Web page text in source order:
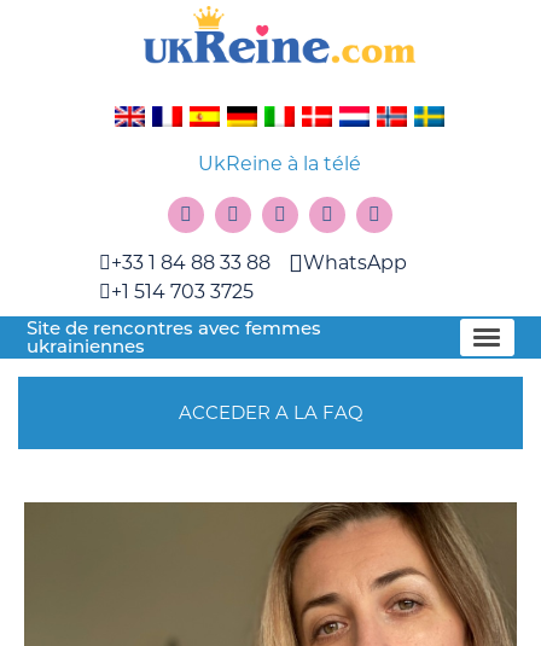
UkReine à la télé
+33 1 84 88 33 88
+1 514 703 3725
WhatsApp
Site de rencontres avec femmes
ukrainiennes
ACCEDER A LA FAQ